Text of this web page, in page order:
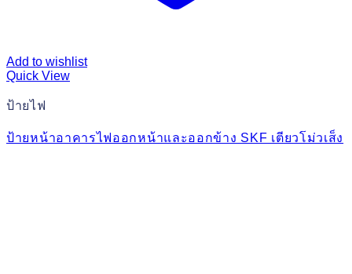
Add to wishlist
Quick View
ป้ายไฟ
ป้ายหน้าอาคารไฟออกหน้าและออกข้าง SKF เตียวโม่วเส็ง